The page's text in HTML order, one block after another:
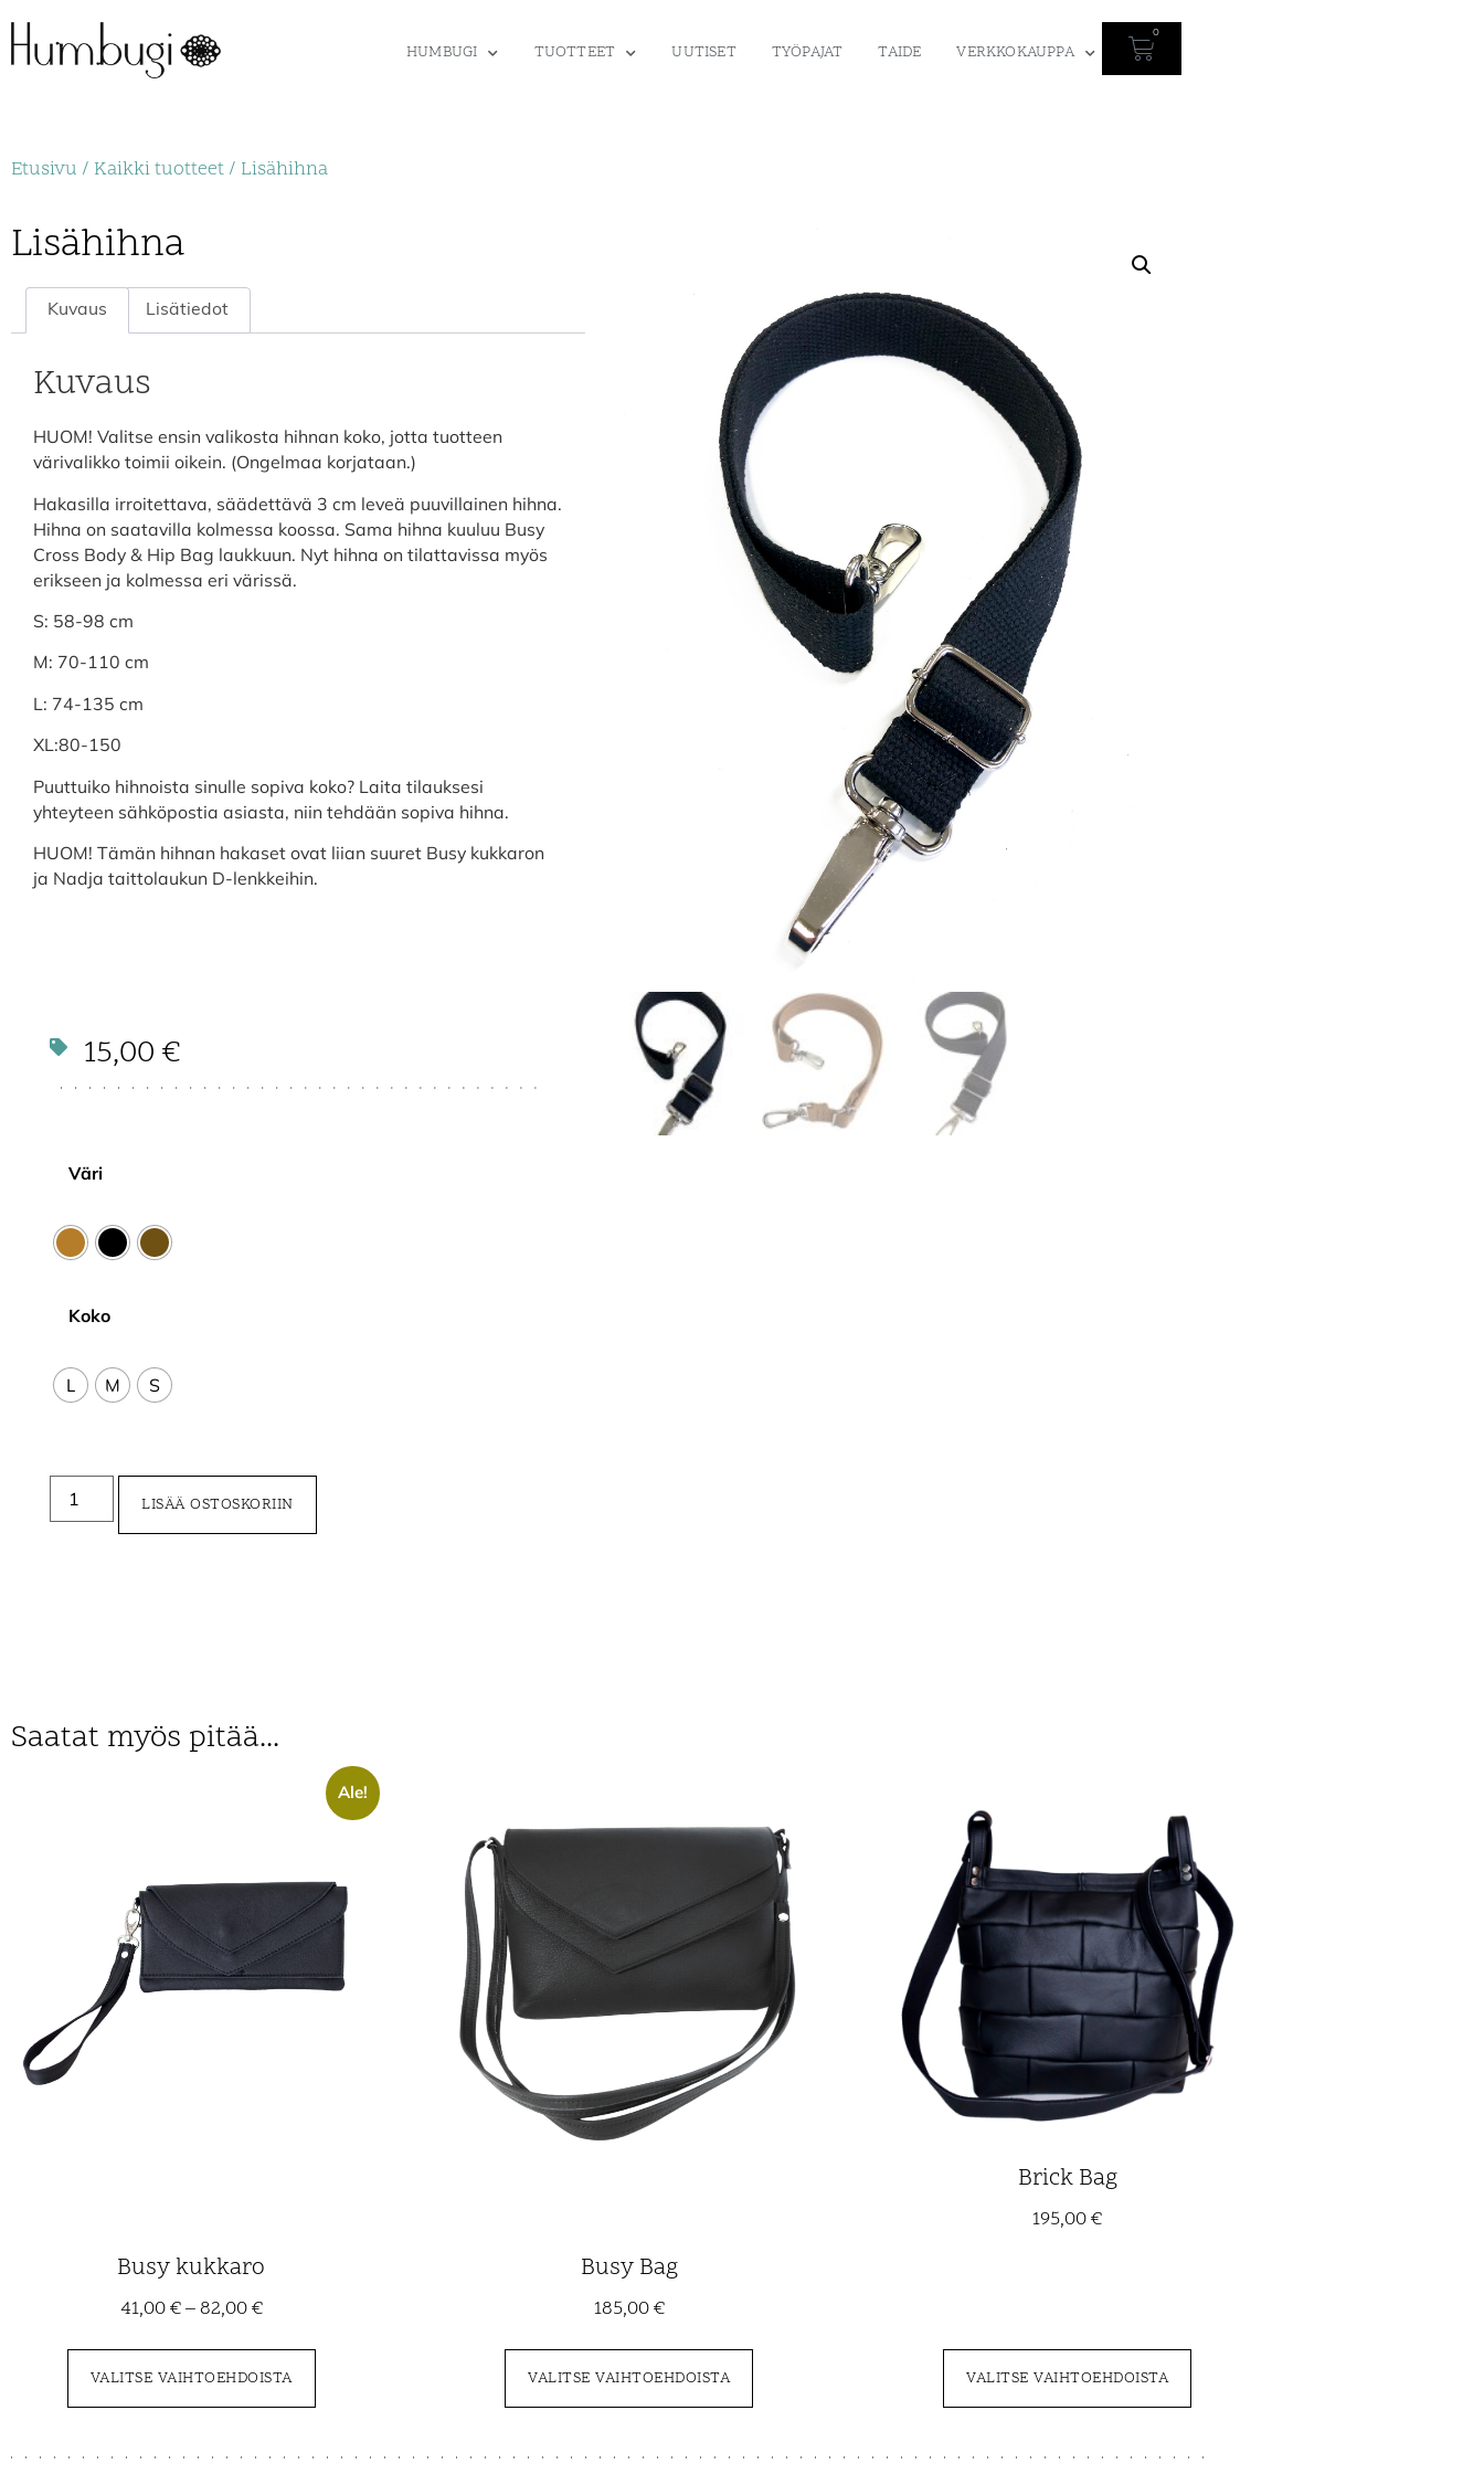
HUMBUGI TUOTTEET UUTISET TYÖPAJAT TAIDE VERKKOKAUPPA
0
Etusivu / Kaikki tuotteet / Lisähihna
Lisähihna
Kuvaus Lisätiedot
Kuvaus
HUOM! Valitse ensin valikosta hihnan koko, jotta tuotteen
värivalikko toimii oikein. (Ongelmaa korjataan.)
Hakasilla irroitettava, säädettävä 3 cm leveä puuvillainen hihna.
Hihna on saatavilla kolmessa koossa. Sama hihna kuuluu Busy
Cross Body & Hip Bag laukkuun. Nyt hihna on tilattavissa myös
erikseen ja kolmessa eri värissä.
S: 58-98 cm
M: 70-110 cm
L: 74-135 cm
XL:80-150
Puuttuiko hihnoista sinulle sopiva koko? Laita tilauksesi
yhteyteen sähköpostia asiasta, niin tehdään sopiva hihna.
HUOM! Tämän hihnan hakaset ovat liian suuret Busy kukkaron
ja Nadja taittolaukun D-lenkkeihin.
15,00€
Väri
Koko
L M S
LISÄÄ OSTOSKORIIN
Saatat myös pitää...
Ale!
Busy kukkaro
41,00€– 82,00€
VALITSE VAIHTOEHDOISTA
Busy Bag
185,00€
VALITSE VAIHTOEHDOISTA
Brick Bag
195,00€
VALITSE VAIHTOEHDOISTA